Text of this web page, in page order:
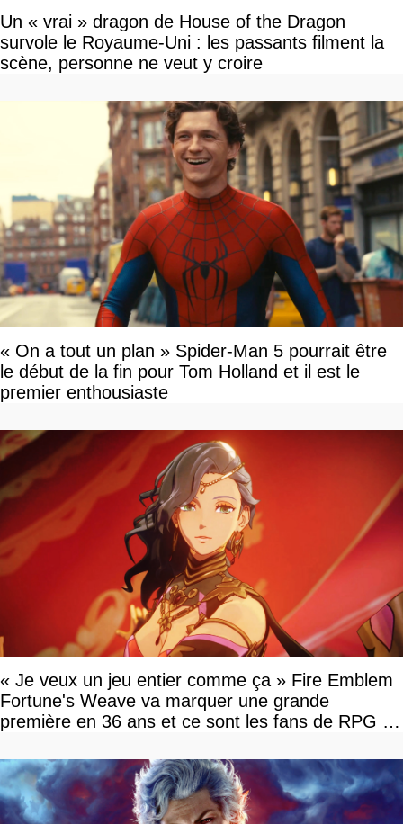
Un « vrai » dragon de House of the Dragon
survole le Royaume-Uni : les passants filment la
scène, personne ne veut y croire
« On a tout un plan » Spider-Man 5 pourrait être
le début de la fin pour Tom Holland et il est le
premier enthousiaste
« Je veux un jeu entier comme ça » Fire Emblem
Fortune's Weave va marquer une grande
première en 36 ans et ce sont les fans de RPG en